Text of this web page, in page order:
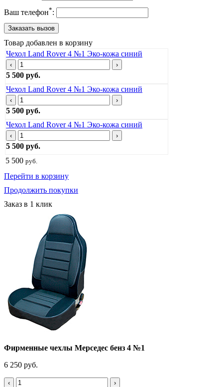
Ваш телефон*:
Товар добавлен в корзину
Чехол Land Rover 4 №1 Эко-кожа синий
‹ ›
5 500 руб.
Чехол Land Rover 4 №1 Эко-кожа синий
‹ ›
5 500 руб.
Чехол Land Rover 4 №1 Эко-кожа синий
‹ ›
5 500 руб.
5 500 руб.
Перейти в корзину
Продолжить покупки
Заказ в 1 клик
Фирменные чехлы Мерседес бенз 4 №1
6 250 руб.
‹ ›